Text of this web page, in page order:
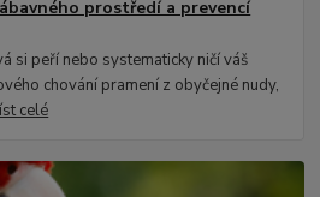
prostředí a prevencí
si peří nebo systematicky ničí váš
chování pramení z obyčejné nudy,
celé